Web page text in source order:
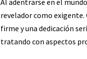
Al adentrarse en el
revelador como
firme y una dedicación
tratando con aspectos